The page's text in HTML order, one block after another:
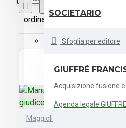
SOCIETARIO
Sfoglia per editore
GIUFFRÉ
Acquisizione fusione
Agenda legale
Agenda legale
ordinamento:
Maggioli